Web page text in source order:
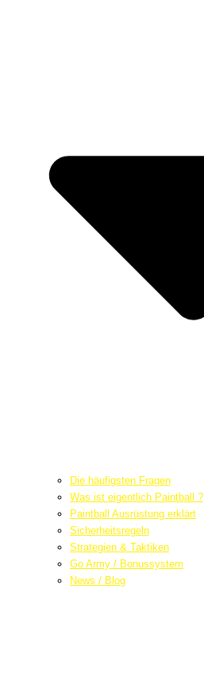
Die häufigsten Fragen
Was ist eigentlich Paintball ?
Paintball Ausrüstung erklärt
Sicherheitsregeln
Strategien & Taktiken
Go Army / Bonussystem
News / Blog